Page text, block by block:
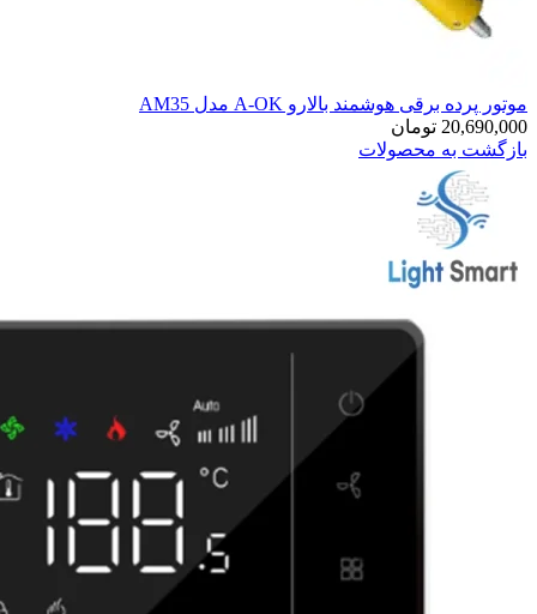
موتور پرده برقی هوشمند بالارو A-OK مدل AM35
20,690,000 تومان
بازگشت به محصولات